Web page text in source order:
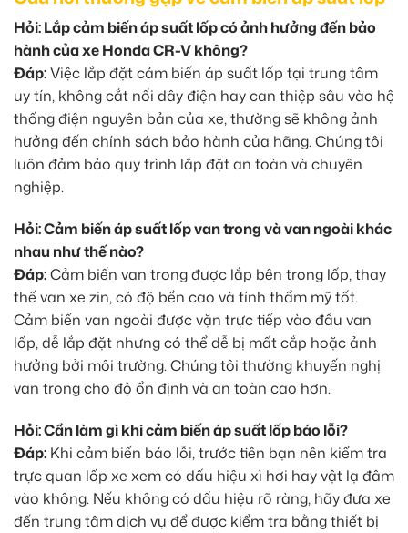
Hỏi: Lắp cảm biến áp suất lốp có ảnh hưởng đến bảo
hành của xe Honda CR-V không?
Đáp:Việc lắp đặt cảm biến áp suất lốp tại trung tâm
uy tín, không cắt nối dây điện hay can thiệp sâu vào hệ
thống điện nguyên bản của xe, thường sẽ không ảnh
hưởng đến chính sách bảo hành của hãng. Chúng tôi
luôn đảm bảo quy trình lắp đặt an toàn và chuyên
nghiệp.
Hỏi: Cảm biến áp suất lốp van trong và van ngoài khác
nhau như thế nào?
Đáp:Cảm biến van trong được lắp bên trong lốp, thay
thế van xe zin, có độ bền cao và tính thẩm mỹ tốt.
Cảm biến van ngoài được vặn trực tiếp vào đầu van
lốp, dễ lắp đặt nhưng có thể dễ bị mất cắp hoặc ảnh
hưởng bởi môi trường. Chúng tôi thường khuyến nghị
van trong cho độ ổn định và an toàn cao hơn.
Hỏi: Cần làm gì khi cảm biến áp suất lốp báo lỗi?
Đáp: Khi cảm biến báo lỗi, trước tiên bạn nên kiểm tra
trực quan lốp xe xem có dấu hiệu xì hơi hay vật lạ đâm
vào không. Nếu không có dấu hiệu rõ ràng, hãy đưa xe
đến trung tâm dịch vụ để được kiểm tra bằng thiết bị